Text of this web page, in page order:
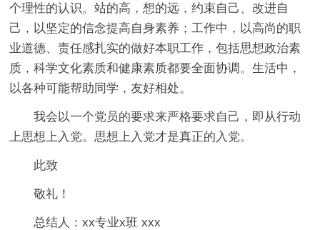
个理性的认识。站的高，想的远，约束自己、改进自
己，以坚定的信念提高自身素养；工作中，以高尚的职
业道德、责任感扎实的做好本职工作，包括思想政治素
质，科学文化素质和健康素质都要全面协调。生活中，
以各种可能帮助同学，友好相处。
我会以一个党员的要求来严格要求自己，即从行动
上思想上入党。思想上入党才是真正的入党。
此致
敬礼！
总结人：xx专业x班 xxx